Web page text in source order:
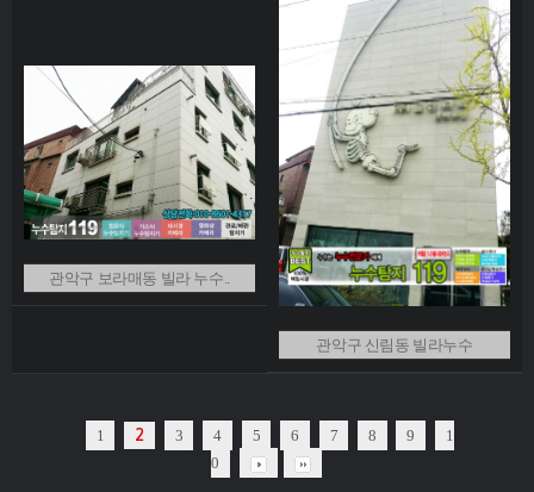
관악구 보라매동 빌라 누수..
관악구 신림동 빌라누수
1 2 3 4 5 6 7 8 9
1
0